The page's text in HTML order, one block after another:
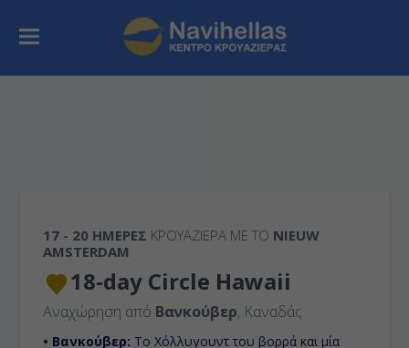
17 - 20 ΗΜΈΡΕΣ ΚΡΟΥΑΖΙΕΡΑ ΜΕ ΤΟ NIEUW
AMSTERDAM
18-day Circle Hawaii
Αναχώρηση από Βανκούβερ, Καναδάς
• Βανκούβερ: Το Χόλλυγουντ του βορρά και μία